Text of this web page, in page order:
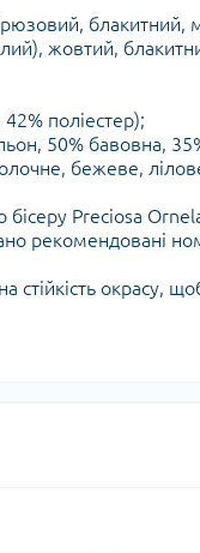
жовтий,
поліестер);
50% бавовна,
бежеве,
бісеру Preciosa
рекомендовані
стійкість